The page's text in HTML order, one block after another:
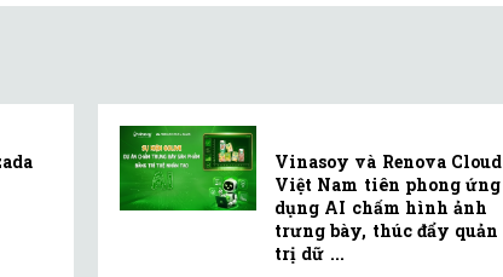
Vinasoy và Renova Cloud
Việt Nam tiên phong ứng
dụng AI chấm hình ảnh
trưng bày, thúc đẩy quản
trị dữ ...